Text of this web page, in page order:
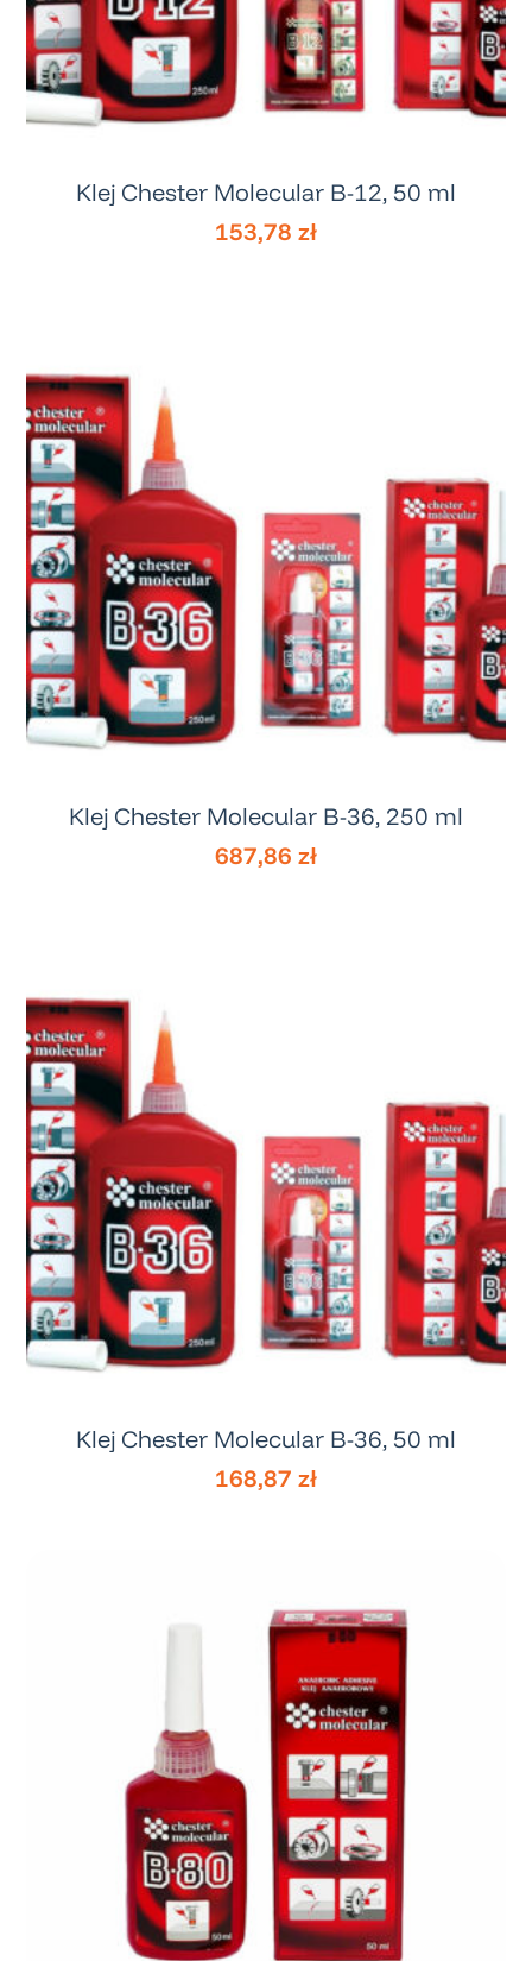
Klej Chester Molecular B-12, 50 ml
153,78 zł
Klej Chester Molecular B-36, 250 ml
687,86 zł
Klej Chester Molecular B-36, 50 ml
168,87 zł